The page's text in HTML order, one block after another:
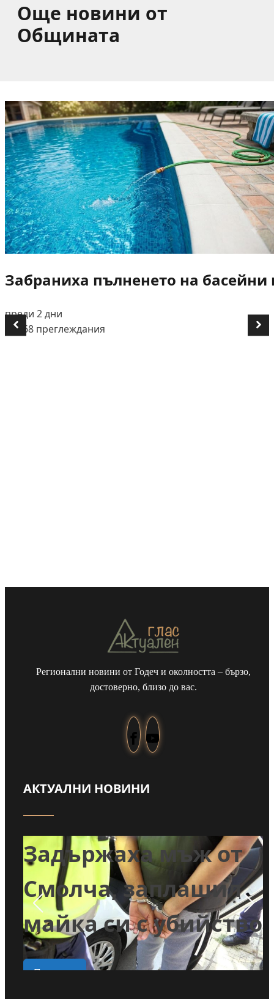
Още новини от
Общината
Забраниха пълненето на
преди 2 дни
👁️ 668 преглеждания
Регионални новини от Годеч и околността – бързо,
достоверно, близо до вас.
АКТУАЛНИ НОВИНИ
Задържаха мъж от
Смолча, заплашил
майка си с убийство
Прочети